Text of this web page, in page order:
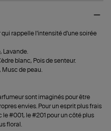
rappelle l'intensité d'une soirée
Lavande.
blanc, Pois de senteur.
de peau.
sont imaginés pour être
envies. Pour un esprit plus frais
#001, le #201 pour un côté plus
floral.